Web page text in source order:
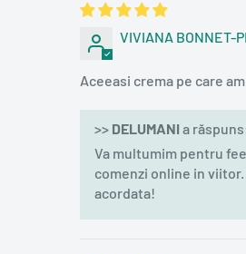
VIVIANA BONNET-
Aceeasi crema pe care
>> DELUMANIa
Va multumim pentru
comenzi online in
acordata!